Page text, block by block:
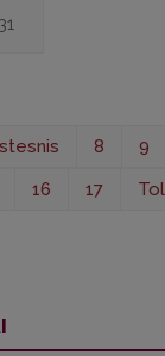
8 9
16 17